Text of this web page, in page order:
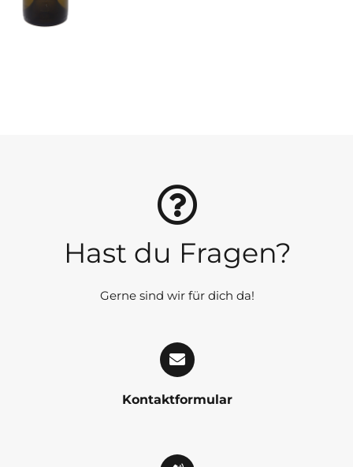
Hast du Fragen?
Gerne sind wir für dich da!
Kontaktformular